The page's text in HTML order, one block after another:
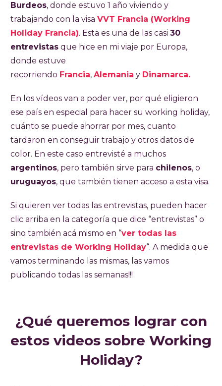
Burdeos, donde estuvo 1 año viviendo y
trabajando con la visa VVT Francia (Working
Holiday Francia). Esta es una de las casi 30
entrevistas que hice en mi viaje por Europa,
donde estuve
recorriendo Francia, Alemania y Dinamarca.
En los vídeos van a poder ver, por qué eligieron
ese país en especial para hacer su working holiday,
cuánto se puede ahorrar por mes, cuanto
tardaron en conseguir trabajo y otros datos de
color. En este caso entrevisté a muchos
argentinos, pero también sirve para chilenos, o
uruguayos, que también tienen acceso a esta visa.
Si quieren ver todas las entrevistas, pueden hacer
clic arriba en la categoría que dice “entrevistas” o
sino también acá mismo en “ver todas las
entrevistas de Working Holiday“. A medida que
vamos terminando las mismas, las vamos
publicando todas las semanas!!!
¿Qué queremos lograr con
estos videos sobre Working
Holiday?